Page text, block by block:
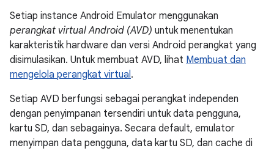
Setiap instance Android Emulator menggunakan
perangkat virtual Android (AVD) untuk menentukan
karakteristik hardware dan versi Android perangkat yang
disimulasikan. Untuk membuat AVD, lihat Membuat dan
mengelola perangkat virtual.
Setiap AVD berfungsi sebagai perangkat independen
dengan penyimpanan tersendiri untuk data pengguna,
kartu SD, dan sebagainya. Secara default, emulator
menyimpan data pengguna, data kartu SD, dan cache di